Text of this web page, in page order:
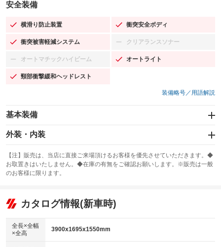
安全装備
横滑り防止装置
：装備あり 衝突安全ボディ
：装備あり
衝突被害軽減システム
：装備あり クリアランスソナー
：装備なし
オートマチックハイビーム
：装備なし オートライト
：装備あり
頸部衝撃緩和ヘッドレスト
：装備あり
装備略号／用語解説
基本装備
エアバッグ：運転席/助手席
：装備あり
：装備なし
サンルーフ
：装備なし ABS
リフトアップ
：装備なし
：装備なし
パワーウィンドウ
外装・内装
カーナビ：メモリーナビ他
：装備あり
TV：フルセグ
：装備あり
ビジュアル：-／DVD再生
：装備あり
アルミホイール
：装備なし
【注】販売は、当店に直接ご来場頂けるお客様を優先させていただきます。◆
お取置きはいたしません。◆在庫の有無をご確認お願いします。※販売は一般
のお客様に限ります。
カタログ情報(新車時)
全長×全幅
×全高
3900x1695x1550mm